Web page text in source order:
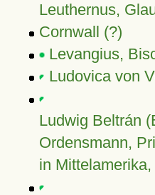
Leuthernus,
Cornwall (?)
Levangius,
Ludovica von
Ludwig Beltrán
Ordensmann,
in